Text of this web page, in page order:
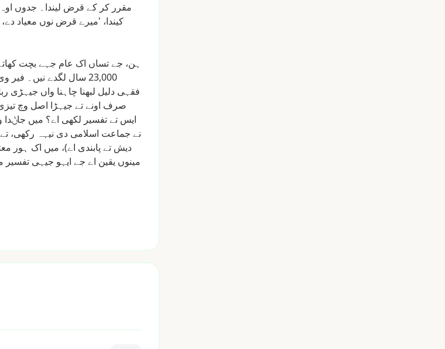
مقرر کر کے قرض لیندا۔ جدوں اوہ
کیندا، 'میرے قرض نوں معیاد دے،
ہن، جےتساں اک عام جہے بچت
23,000 سال لگدے نیں۔ فیر
فقہی دلیل لبھنا چاہنا واں جیہڑی
صرف اونےتے جیہڑا اصل وچ
ایس تےتفسیر لکھی اے؟ میں جاݨدا
نے جماعت اسلامی دی نیہہ رکھی، تے
دیش تے پابندی اے)، میں اک ہور
مینوں یقین اے جے ایہو جیہی تفسیر